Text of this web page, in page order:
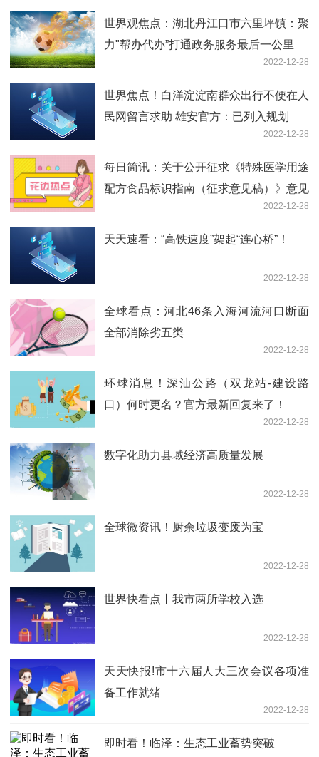
世界观焦点：湖北丹江口市六里坪镇：聚
力"帮办代办”打通政务服务最后一公里
2022-12-28
世界焦点！白洋淀淀南群众出行不便在人
民网留言求助 雄安官方：已列入规划
2022-12-28
每日简讯：关于公开征求《特殊医学用途
配方食品标识指南（征求意见稿）》意见
2022-12-28
天天速看：“高铁速度”架起“连心桥”！
2022-12-28
全球看点：河北46条入海河流河口断面
全部消除劣五类
2022-12-28
环球消息！深汕公路（双龙站-建设路
口）何时更名？官方最新回复来了！
2022-12-28
数字化助力县域经济高质量发展
2022-12-28
全球微资讯！厨余垃圾变废为宝
2022-12-28
世界快看点丨我市两所学校入选
2022-12-28
天天快报!市十六届人大三次会议各项准
备工作就绪
2022-12-28
即时看！临泽：生态工业蓄势突破